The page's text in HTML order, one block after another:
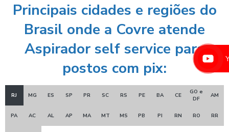
Equipamentos para higienização automotiva
Equipamentos para higienização de veiculos
Equipamentos para lavagem de caminhoes
Equipamentos para lavagem de carros
Espuma azul para lava rapido
Principais cidades e regiões do
Brasil onde a Covre atende
Aspirador self service para
postos com pix:
RJ MG ES SP PR SC RS PE BA CE
GO e
DF
AM
PA AC AL AP MA MT MS PB PI RN RO RR